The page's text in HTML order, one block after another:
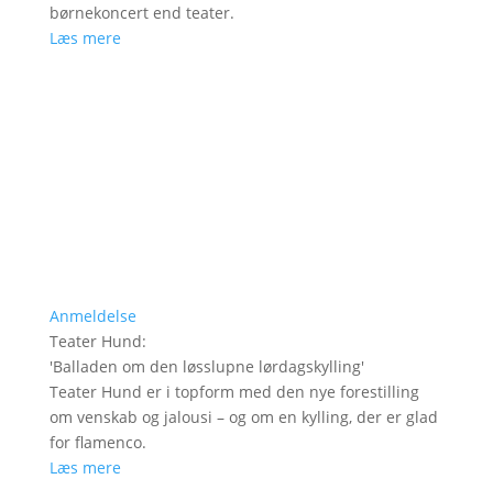
børnekoncert end teater.
Læs mere
Anmeldelse
Teater Hund:
'Balladen om den løsslupne lørdagskylling'
Teater Hund er i topform med den nye forestilling
om venskab og jalousi – og om en kylling, der er glad
for flamenco.
Læs mere